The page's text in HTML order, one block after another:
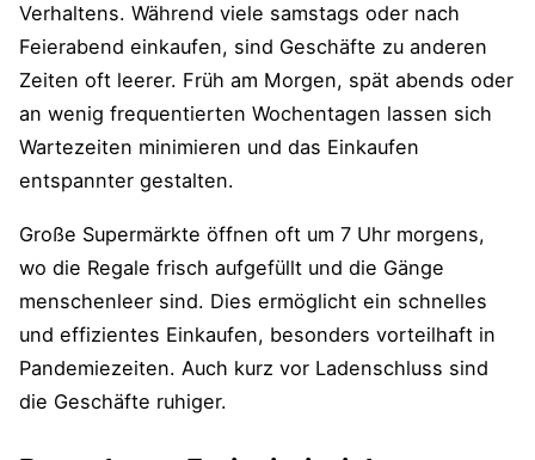
Tipps und Tricks für antizyklisches
Verhalten
Planung und Organisation des Alltags
Nutzung von Apps und Tools zur
Optimierung
Häufige Herausforderungen und wie man
sie überwindet
Umgang mit sozialem Druck und
Flexibilität und Anpassungsfähigkeit
Verhaltens. Während viele samstags oder nach
Feierabend einkaufen, sind Geschäfte zu anderen
Zeiten oft leerer. Früh am Morgen, spät abends oder
an wenig frequentierten Wochentagen lassen sich
Wartezeiten minimieren und das Einkaufen
entspannter gestalten.
Große Supermärkte öffnen oft um 7 Uhr morgens,
wo die Regale frisch aufgefüllt und die Gänge
menschenleer sind. Dies ermöglicht ein schnelles
und effizientes Einkaufen, besonders vorteilhaft in
Pandemiezeiten. Auch kurz vor Ladenschluss sind
die Geschäfte ruhiger.